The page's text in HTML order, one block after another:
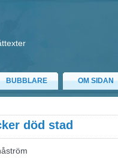
BUBBLARE OM SIDAN
död stad